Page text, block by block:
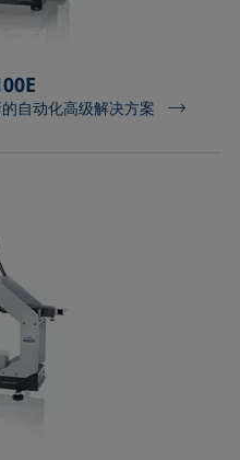
自动化高级解决方案